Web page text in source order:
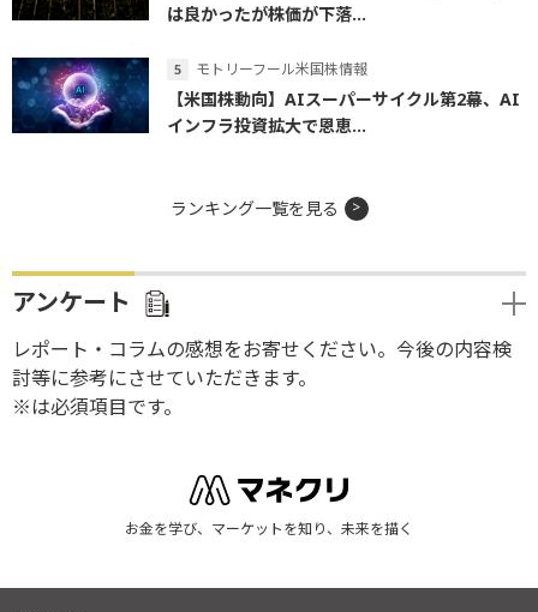
は良かったが株価が下落...
モトリーフール米国株情報
【米国株動向】AIスーパーサイクル第2幕、AI
インフラ投資拡大で恩恵...
ランキング一覧を見る
アンケート
レポート・コラムの感想をお寄せください。今後の内容検
討等に参考にさせていただきます。
※は必須項目です。
お金を学び、マーケットを知り、未来を描く